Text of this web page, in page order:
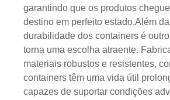
garantindo que os produtos
destino em perfeito estado.Além
durabilidade dos containers é
torna uma escolha atraente.
materiais robustos e resistentes,
containers têm uma vida útil
capazes de suportar condições